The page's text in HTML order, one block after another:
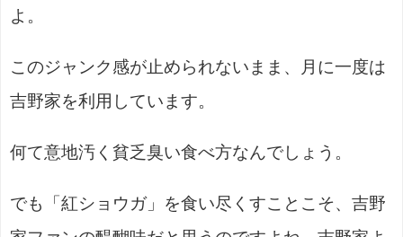
よ。
このジャンク感が止められないまま、月に一度は
吉野家を利用しています。
何て意地汚く貧乏臭い食べ方なんでしょう。
でも「紅ショウガ」を食い尽くすことこそ、吉野